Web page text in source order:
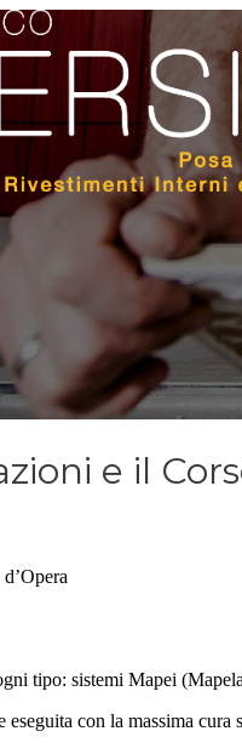
e il
tipo: sistemi Mapei
con la massima